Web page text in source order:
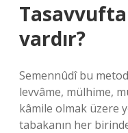
vardır?
Semennûdî bu
levvâme, mülhime,
kâmile olmak üzere
tabakanın her